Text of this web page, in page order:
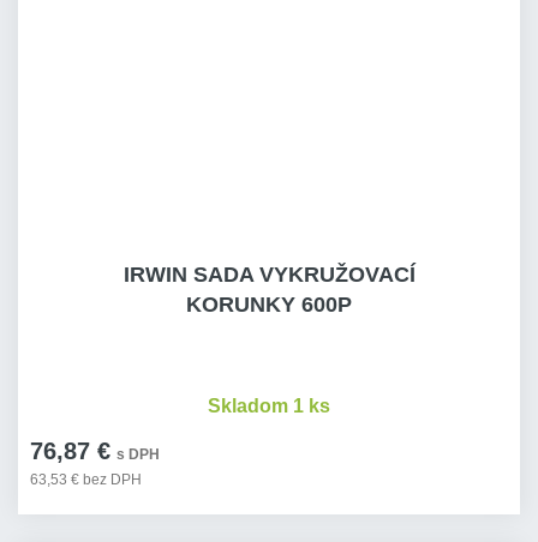
IRWIN SADA VYKRUŽOVACÍ
KORUNKY 600P
76,87 € s DPH
63,53 € bez DPH
Skladom 1 ks